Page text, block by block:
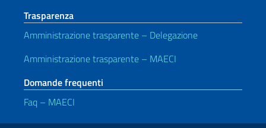
Trasparenza
Amministrazione trasparente – Delegazione
Amministrazione trasparente – MAECI
Domande frequenti
Faq – MAECI